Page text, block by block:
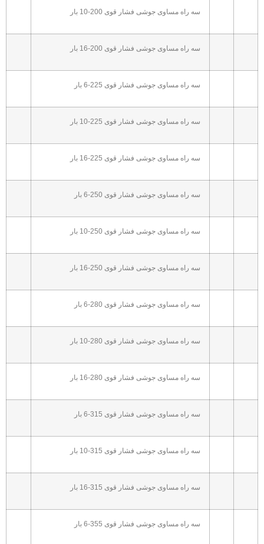
سه راه مساوی جوشی فشار قوی 200-10 بار
سه راه مساوی جوشی فشار قوی 200-16 بار
سه راه مساوی جوشی فشار قوی 225-6 بار
سه راه مساوی جوشی فشار قوی 225-10 بار
سه راه مساوی جوشی فشار قوی 225-16 بار
سه راه مساوی جوشی فشار قوی 250-6 بار
سه راه مساوی جوشی فشار قوی 250-10 بار
سه راه مساوی جوشی فشار قوی 250-16 بار
سه راه مساوی جوشی فشار قوی 280-6 بار
سه راه مساوی جوشی فشار قوی 280-10 بار
سه راه مساوی جوشی فشار قوی 280-16 بار
سه راه مساوی جوشی فشار قوی 315-6 بار
سه راه مساوی جوشی فشار قوی 315-10 بار
سه راه مساوی جوشی فشار قوی 315-16 بار
سه راه مساوی جوشی فشار قوی 355-6 بار